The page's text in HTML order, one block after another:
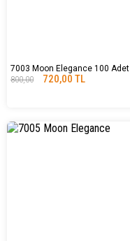
7003 Moon Elegance 100 Adet
800,00
720,00 TL